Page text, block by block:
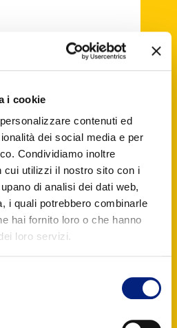
i cookie
contenuti ed
dei social media e per
Condividiamo inoltre
cui utilizzi il nostro sito con i
di analisi dei dati web,
i quali potrebbero combinarle
hai fornito loro o che hanno
loro servizi.